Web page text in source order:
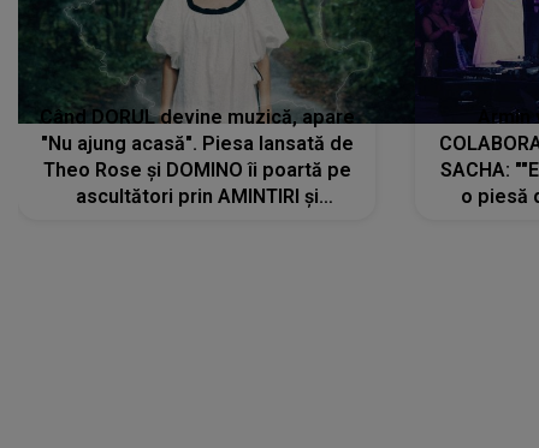
Când DORUL devine muzică, apare
"Nu ajung acasă". Piesa lansată de
Theo Rose și DOMINO îi poartă pe
ascultători prin AMINTIRI și
SACHA:
o piesă